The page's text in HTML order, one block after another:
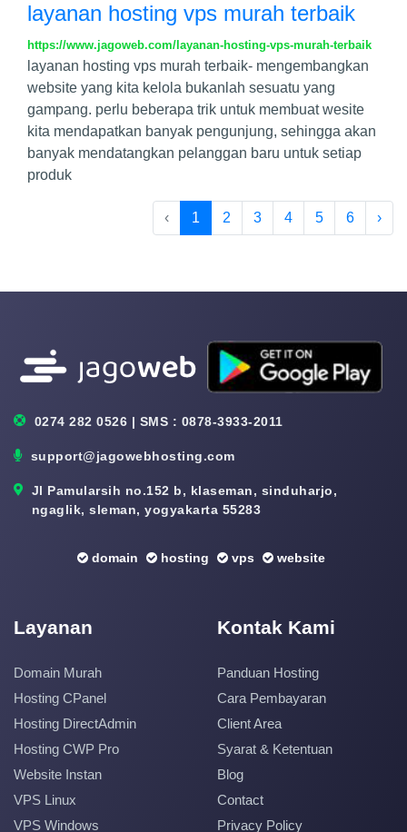
layanan hosting vps murah terbaik
https://www.jagoweb.com/layanan-hosting-vps-murah-terbaik
layanan hosting vps murah terbaik- mengembangkan
website yang kita kelola bukanlah sesuatu yang
gampang. perlu beberapa trik untuk membuat wesite
kita mendapatkan banyak pengunjung, sehingga akan
banyak mendatangkan pelanggan baru untuk setiap
produk
‹ 1 2 3 4 5 6 ›
0274 282 0526 | SMS : 0878-3933-2011
support@jagowebhosting.com
Jl Pamularsih no.152 b, klaseman, sinduharjo,
ngaglik, sleman, yogyakarta 55283
domain hosting vps website
Layanan
Domain Murah
Hosting CPanel
Hosting DirectAdmin
Hosting CWP Pro
Website Instan
VPS Linux
VPS Windows
Kontak Kami
Panduan Hosting
Cara Pembayaran
Client Area
Syarat & Ketentuan
Blog
Contact
Privacy Policy